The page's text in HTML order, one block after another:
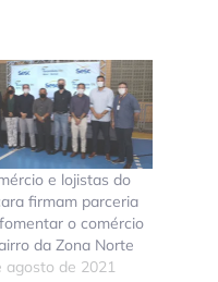
e lojistas do
firmam parceria
o comércio
da Zona Norte
agosto de 2021